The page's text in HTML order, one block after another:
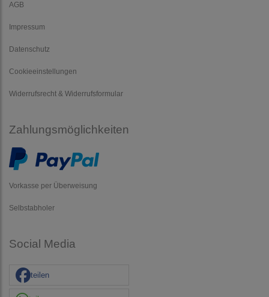
AGB
Impressum
Datenschutz
Cookieeinstellungen
Widerrufsrecht & Widerrufsformular
Zahlungsmöglichkeiten
Vorkasse per Überweisung
Selbstabholer
Social Media
teilen